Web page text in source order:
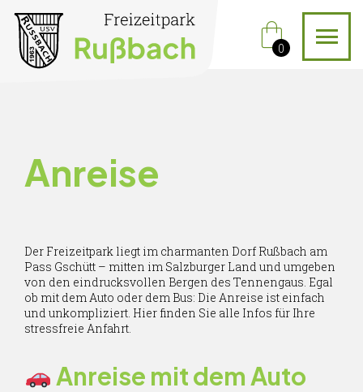
shopping_bag
0
Anreise
Der Freizeitpark liegt im charmanten Dorf Rußbach am
Pass Gschütt – mitten im Salzburger Land und umgeben
von den eindrucksvollen Bergen des Tennengaus. Egal
ob mit dem Auto oder dem Bus: Die Anreise ist einfach
und unkompliziert. Hier finden Sie alle Infos für Ihre
stressfreie Anfahrt.
Anreise mit dem Auto